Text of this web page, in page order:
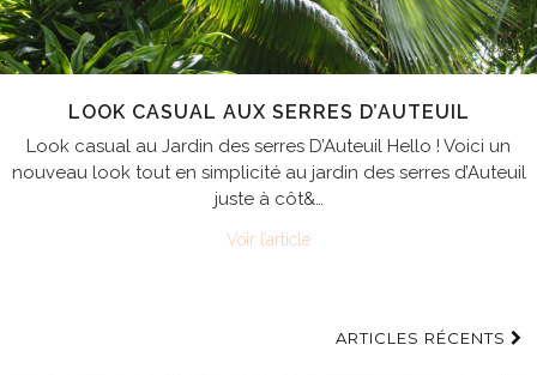
LOOK CASUAL AUX SERRES D’AUTEUIL
Look casual au Jardin des serres D’Auteuil Hello ! Voici un
nouveau look tout en simplicité au jardin des serres d’Auteuil
juste à côt&…
Voir l’article
ARTICLES RÉCENTS